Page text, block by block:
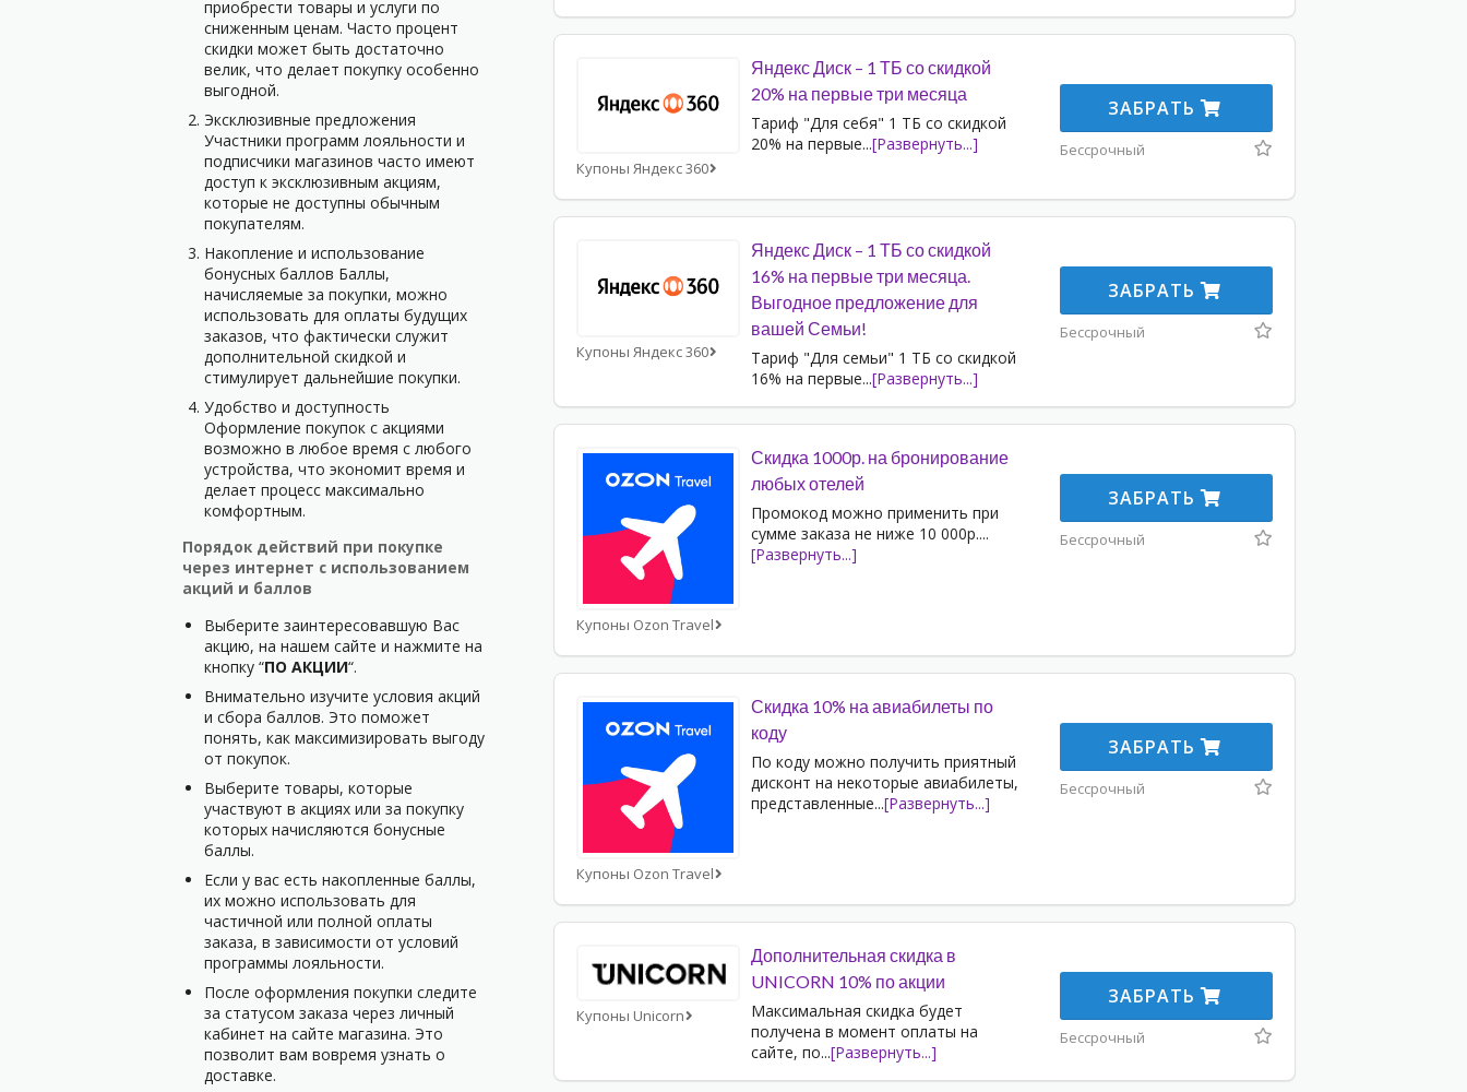
Купоны Яндекс 360
Яндекс Диск – 1 ТБ со скидкой
20% на первые три месяца
Тариф "Для себя" 1 ТБ со скидкой
20% на первые...[Развернуть...]
ЗАБРАТЬ
Бессрочный
Купоны Яндекс 360
Яндекс Диск – 1 ТБ со скидкой
16% на первые три месяца.
Выгодное предложение для
вашей Семьи!
Тариф "Для семьи" 1 ТБ со скидкой
16% на первые...[Развернуть...]
ЗАБРАТЬ
Бессрочный
Купоны Ozon Travel
Скидка 1000р. на бронирование
любых отелей
Промокод можно применить при
сумме заказа не ниже 10 000р....
[Развернуть...]
ЗАБРАТЬ
Бессрочный
Купоны Ozon Travel
Скидка 10% на авиабилеты по
коду
По коду можно получить приятный
дисконт на некоторые авиабилеты,
представленные...[Развернуть...]
ЗАБРАТЬ
Бессрочный
Купоны Unicorn
Дополнительная скидка в
UNICORN 10% по акции
Максимальная скидка будет
получена в момент оплаты на
сайте, по...[Развернуть...]
ЗАБРАТЬ
Бессрочный
приобрести товары и услуги по
сниженным ценам. Часто процент
скидки может быть достаточно
велик, что делает покупку особенно
выгодной.
Эксклюзивные предложения
Участники программ лояльности и
подписчики магазинов часто имеют
доступ к эксклюзивным акциям,
которые не доступны обычным
покупателям.
Накопление и использование
бонусных баллов Баллы,
начисляемые за покупки, можно
использовать для оплаты будущих
заказов, что фактически служит
дополнительной скидкой и
стимулирует дальнейшие покупки.
Удобство и доступность
Оформление покупок с акциями
возможно в любое время с любого
устройства, что экономит время и
делает процесс максимально
комфортным.
Порядок действий при покупке
через интернет с использованием
акций и баллов
Выберите заинтересовавшую Вас
акцию, на нашем сайте и нажмите на
кнопку “ПО АКЦИИ“.
Внимательно изучите условия акций
и сбора баллов. Это поможет
понять, как максимизировать выгоду
от покупок.
Выберите товары, которые
участвуют в акциях или за покупку
которых начисляются бонусные
баллы.
Если у вас есть накопленные баллы,
их можно использовать для
частичной или полной оплаты
заказа, в зависимости от условий
программы лояльности.
После оформления покупки следите
за статусом заказа через личный
кабинет на сайте магазина. Это
позволит вам вовремя узнать о
доставке.